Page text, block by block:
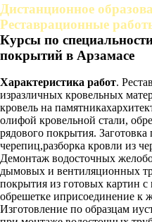
Дистанционное
Реставрационные
Курсы по
покрытий в Арзамасе
Характеристика работ.
изразличных кровельных
кровель на
олифой кровельной стали,
рядового покрытия.
черепиц,разборка кровли из
Демонтаж водосточных
дымовых и вентиляционных
покрытия из готовых картин
обрешетке иприсоединение к
Изготовление по образцам